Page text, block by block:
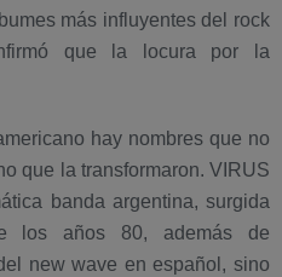
más influyentes del rock
que la locura por la
hay nombres que no
que la transformaron. VIRUS
banda argentina, surgida
los años 80, además de
new wave en español, sino